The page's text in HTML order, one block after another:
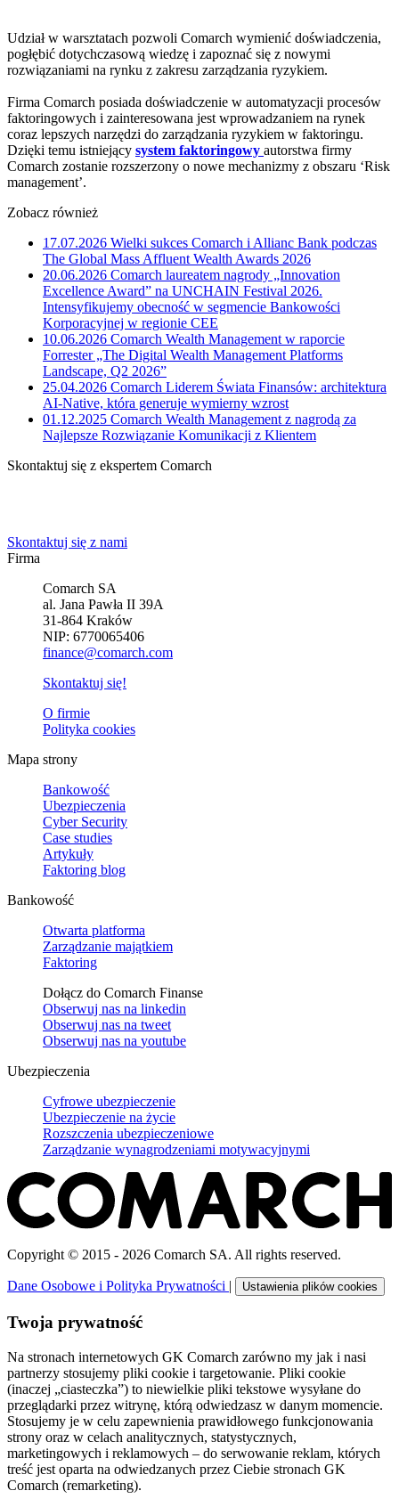
Udział w warsztatach pozwoli Comarch wymienić doświadczenia,
pogłębić dotychczasową wiedzę i zapoznać się z nowymi
rozwiązaniami na rynku z zakresu zarządzania ryzykiem.
Firma Comarch posiada doświadczenie w automatyzacji procesów
faktoringowych i zainteresowana jest wprowadzaniem na rynek
coraz lepszych narzędzi do zarządzania ryzykiem w faktoringu.
Dzięki temu istniejący system faktoringowy autorstwa firmy
Comarch zostanie rozszerzony o nowe mechanizmy z obszaru ‘Risk
management’.
Zobacz również
17.07.2026 Wielki sukces Comarch i Allianc Bank podczas
The Global Mass Affluent Wealth Awards 2026
20.06.2026 Comarch laureatem nagrody „Innovation
Excellence Award” na UNCHAIN Festival 2026.
Intensyfikujemy obecność w segmencie Bankowości
Korporacyjnej w regionie CEE
10.06.2026 Comarch Wealth Management w raporcie
Forrester „The Digital Wealth Management Platforms
Landscape, Q2 2026”
25.04.2026 Comarch Liderem Świata Finansów: architektura
AI-Native, która generuje wymierny wzrost
01.12.2025 Comarch Wealth Management z nagrodą za
Najlepsze Rozwiązanie Komunikacji z Klientem
Skontaktuj się z ekspertem Comarch
Skontaktuj się z nami
Firma
Comarch SA
al. Jana Pawła II 39A
31-864 Kraków
NIP: 6770065406
finance@comarch.com
Skontaktuj się!
O firmie
Polityka cookies
Mapa strony
Bankowość
Ubezpieczenia
Cyber Security
Case studies
Artykuły
Faktoring blog
Bankowość
Otwarta platforma
Zarządzanie majątkiem
Faktoring
Dołącz do Comarch Finanse
Obserwuj nas na linkedin
Obserwuj nas na tweet
Obserwuj nas na youtube
Ubezpieczenia
Cyfrowe ubezpieczenie
Ubezpieczenie na życie
Rozszczenia ubezpieczeniowe
Zarządzanie wynagrodzeniami motywacyjnymi
Copyright © 2015 - 2026 Comarch SA. All rights reserved.
Dane Osobowe i Polityka Prywatności | Ustawienia plików cookies
Twoja prywatność
Na stronach internetowych GK Comarch zarówno my jak i nasi
partnerzy stosujemy pliki cookie i targetowanie. Pliki cookie
(inaczej „ciasteczka”) to niewielkie pliki tekstowe wysyłane do
przeglądarki przez witrynę, którą odwiedzasz w danym momencie.
Stosujemy je w celu zapewnienia prawidłowego funkcjonowania
strony oraz w celach analitycznych, statystycznych,
marketingowych i reklamowych – do serwowanie reklam, których
treść jest oparta na odwiedzanych przez Ciebie stronach GK
Comarch (remarketing).